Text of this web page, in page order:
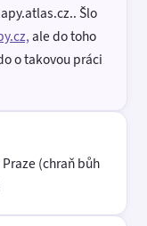
Šlo
ale do toho
o takovou práci
(chraň bůh